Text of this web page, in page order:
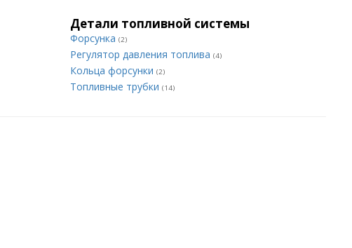
Детали топливной системы
Форсунка (2)
Регулятор давления топлива (4)
Кольца форсунки (2)
Топливные трубки (14)